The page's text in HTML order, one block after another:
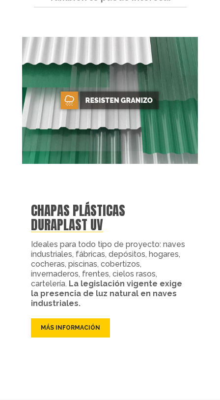
CHAPAS PLÁSTICAS
DURAPLAST UV
Ideales para todo tipo de proyecto: naves
industriales, fábricas, depósitos, hogares,
cocheras, piscinas, cobertizos,
invernaderos, frentes, cielos rasos,
cartelería. La legislación vigente exige
la presencia de luz natural en naves
industriales.
MÁS INFORMACIÓN